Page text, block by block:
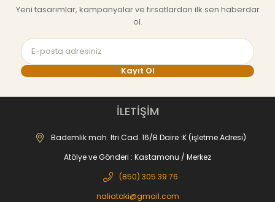
Yeni tasarımlar, kampanyalar ve fırsatlardan ilk sen haberdar
ol.
Kayıt Ol
İLETİŞİM
Bademlik mah. Itri Cad. 16/B Daire :K (işletme Adresi)
Atölye ve Gönderi : Kastamonu / Merkez
(850) 305 39 76‬
naliataki@gmail.com